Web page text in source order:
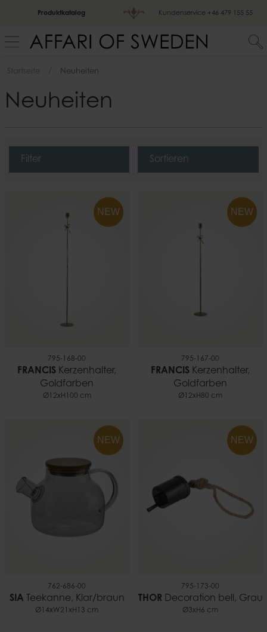
Produktkatalog Kundenservice +46 479 155 55
Startseite Neuheiten
Neuheiten
Filter Sortieren
NEW
795-168-00
FRANCIS Kerzenhalter,
Goldfarben
Ø12xH100 cm
NEW
795-167-00
FRANCIS Kerzenhalter,
Goldfarben
Ø12xH80 cm
NEW
762-686-00
SIA Teekanne, Klar/braun
Ø14xW21xH13 cm
NEW
795-173-00
THORDecoration bell, Grau
Ø3xH6 cm